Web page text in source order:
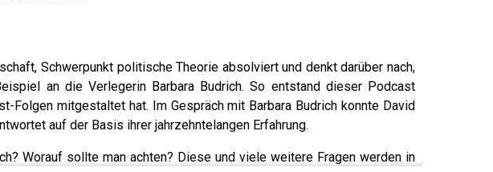
Schwerpunkt politische Theorie absolviert und denkt darüber nach,
an die Verlegerin Barbara Budrich. So entstand dieser Podcast
mitgestaltet hat. Im Gespräch mit Barbara Budrich konnte David
auf der Basis ihrer jahrzehntelangen Erfahrung.
Worauf sollte man achten? Diese und viele weitere Fragen werden in